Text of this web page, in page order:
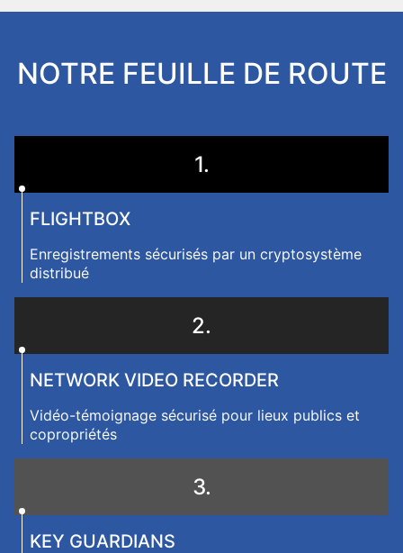
NOTRE FEUILLE DE ROUTE
1.
FLIGHTBOX
Enregistrements sécurisés par un cryptosystème
distribué
2.
NETWORK VIDEO RECORDER
Vidéo-témoignage sécurisé pour lieux publics et
copropriétés
3.
KEY GUARDIANS